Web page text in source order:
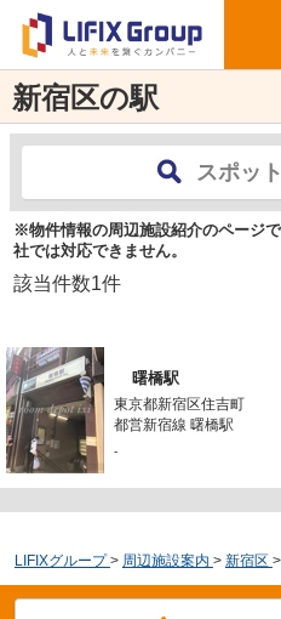
新宿区の駅
スポッ
※物件情報の周辺施設紹介のページ
社では対応できません。
該当件数1件
曙橋駅
東京都新宿区住吉町
都営新宿線 曙橋駅
-
LIFIXグループ > 周辺施設案内 > 新宿区 >